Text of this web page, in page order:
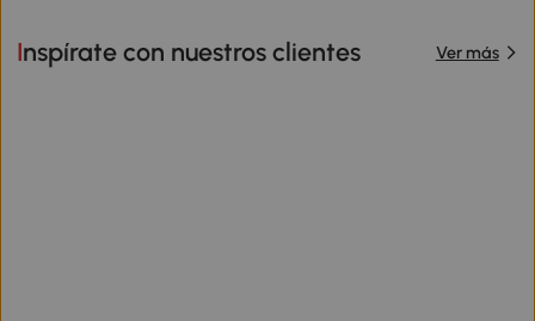
Inspírate con nuestros clientes Ver más